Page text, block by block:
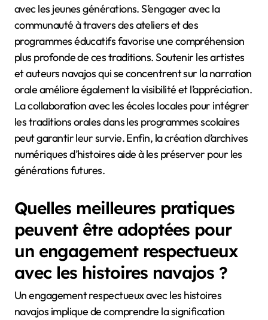
avec les jeunes générations. S’engager avec la
communauté à travers des ateliers et des
programmes éducatifs favorise une compréhension
plus profonde de ces traditions. Soutenir les artistes
et auteurs navajos qui se concentrent sur la narration
orale améliore également la visibilité et l’appréciation.
La collaboration avec les écoles locales pour intégrer
les traditions orales dans les programmes scolaires
peut garantir leur survie. Enfin, la création d’archives
numériques d’histoires aide à les préserver pour les
générations futures.
Quelles meilleures pratiques
peuvent être adoptées pour
un engagement respectueux
avec les histoires navajos ?
Un engagement respectueux avec les histoires
navajos implique de comprendre la signification